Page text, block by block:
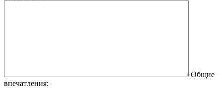
Общие
впечатления: